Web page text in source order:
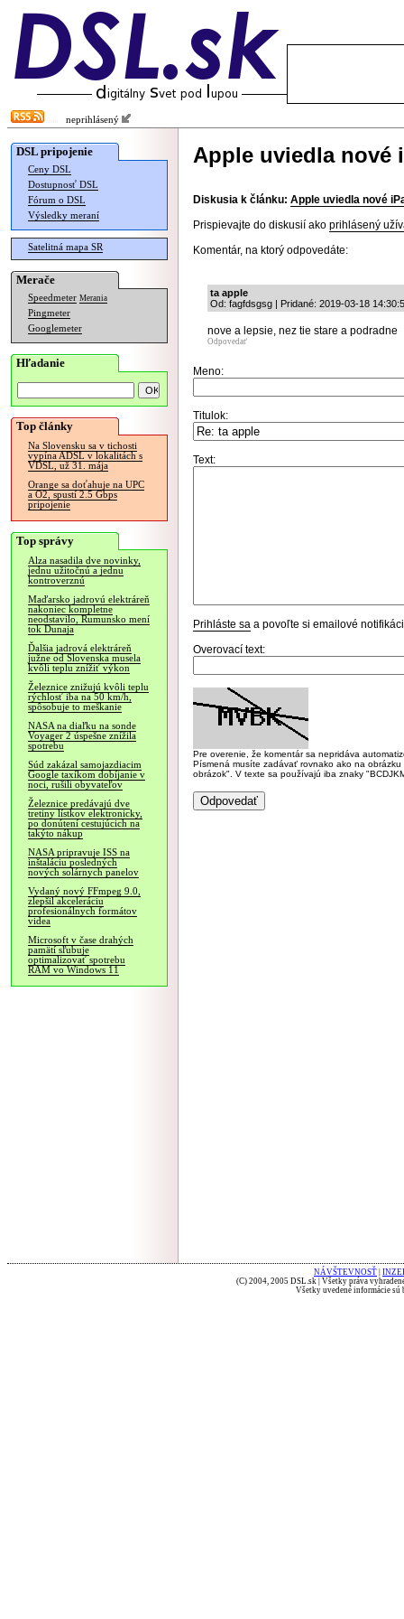
neprihlásený
DSL pripojenie
Ceny DSL
Dostupnosť DSL
Fórum o DSL
Výsledky meraní
Satelitná mapa SR
Merače
Speedmeter Merania
Pingmeter
Googlemeter
Hľadanie
Top články
Na Slovensku sa v tichosti
vypína ADSL v lokalitách s
VDSL, už 31. mája
Orange sa doťahuje na UPC
a O2, spustí 2.5 Gbps
pripojenie
Top správy
Alza nasadila dve novinky,
jednu užitočnú a jednu
kontroverznú
Maďarsko jadrovú elektráreň
nakoniec kompletne
neodstavilo, Rumunsko mení
tok Dunaja
Ďalšia jadrová elektráreň
južne od Slovenska musela
kvôli teplu znížiť výkon
Železnice znižujú kvôli teplu
rýchlosť iba na 50 km/h,
spôsobuje to meškanie
NASA na diaľku na sonde
Voyager 2 úspešne znížila
spotrebu
Súd zakázal samojazdiacim
Google taxíkom dobíjanie v
noci, rušili obyvateľov
Železnice predávajú dve
tretiny lístkov elektronicky,
po donútení cestujúcich na
takýto nákup
NASA pripravuje ISS na
inštaláciu posledných
nových solárnych panelov
Vydaný nový FFmpeg 9.0,
zlepšil akceleráciu
profesionálnych formátov
videa
Microsoft v čase drahých
pamätí sľubuje
optimalizovať spotrebu
RAM vo Windows 11
Apple uviedla nové
Diskusia k článku: Apple uviedla nové
Prispievajte do diskusií ako prihlásený
Komentár, na ktorý odpovedáte:
ta apple
Od: fagfdsgsg | Pridané: 2019-03-18
nove a lepsie, nez tie stare a podradne
Odpovedať
Meno:
Titulok:
Text:
Prihláste sa a povoľte si emailové
Overovací text:
Pre overenie, že komentár sa nepridáva
Písmená musíte zadávať rovnako ako na
obrázok". V texte sa používajú iba znaky
NÁVŠTEVNOSŤ
(C) 2004, 2005 DSL.sk | Všetky práva
Všetky uvedené informácie sú